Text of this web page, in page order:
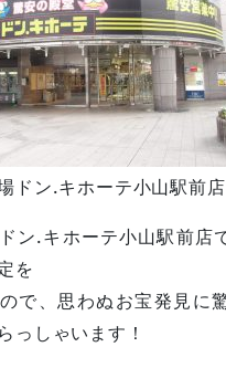
ドン.キホーテ小山駅前
ン.キホーテ小山駅前店
を
で、思わぬお宝発見に
っしゃいます！